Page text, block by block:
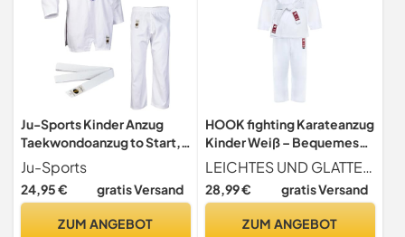
Ju-Sports Kinder Anzug
Taekwondoanzug to Start,
weiß, 130 cm, 9401130
Ju-Sports
24,95 € gratis Versand
ZUM ANGEBOT
HOOK fighting Karateanzug
Kinder Weiß – Bequemes
Karate Set mit Gürtel,
Größen 110-150 cm, Für
Training & Kampfsport (140)
LEICHTES UND GLATTES GEWEBE Die richtige Gewebezusammensetzung aus Polyester und Baumwolle garantiert Leichtigkeit und eine hervorragende Belüftung bei intensiven Trainingseinheiten. Die Weichheit des Gewebes des Karateanzug traditionell sorgt für Bewegungsfreiheit, sodass junge Judoka Techniken reibungslos ausführen können. Die hautfreundliche Struktur des Gewebesdes Karateanzug Kinder minimiert das Risiko von Scheuerstellen, auch bei längerem Training.
28,99 € gratis Versand
ZUM ANGEBOT